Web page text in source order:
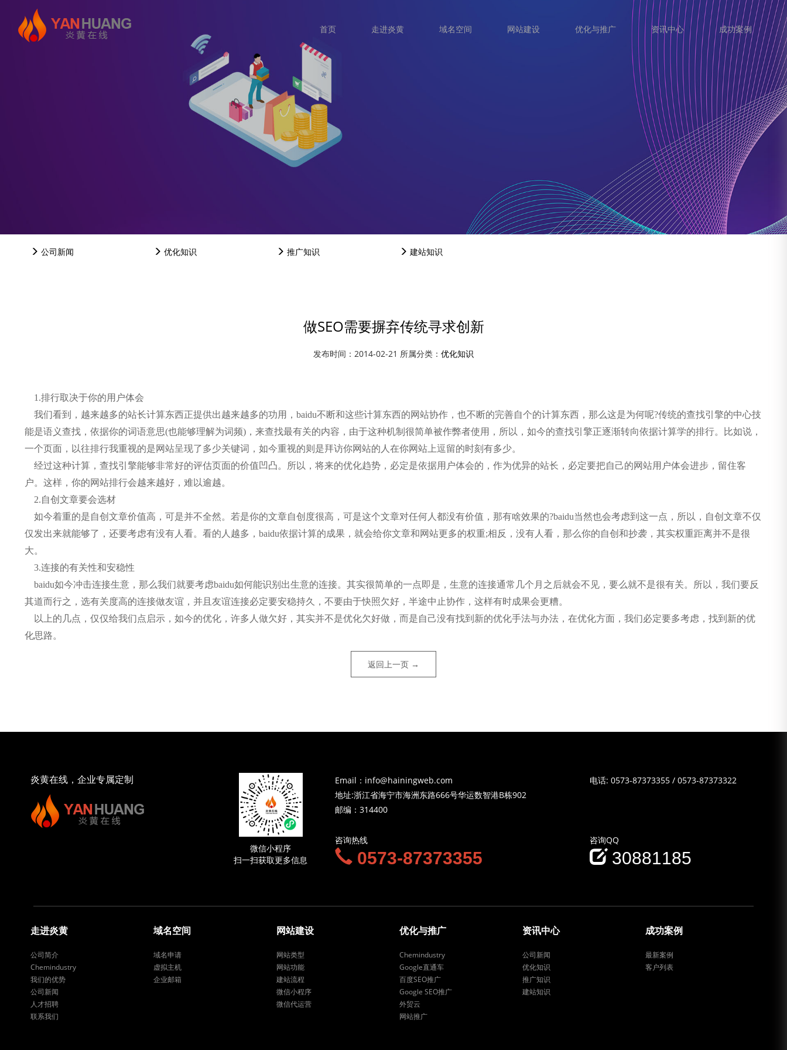
首页 走进炎黄 域名空间 网站建设 优化与推广 资讯中心 成功案例
优化知识
公司新闻 优化知识 推广知识 建站知识
做SEO需要摒弃传统寻求创新
发布时间：2014-02-21 所属分类： 优化知识
1.排行取决于你的用户体会
我们看到，越来越多的站长计算东西正提供出越来越多的功用，baidu不断和这些计算东西的网站协作，也不断的完善自个的计算东西，那么这是为何呢?传统的查找引擎的中心技
能是语义查找，依据你的词语意思(也能够理解为词频)，来查找最有关的内容，由于这种机制很简单被作弊者使用，所以，如今的查找引擎正逐渐转向依据计算学的排行。比如说，
一个页面，以往排行我重视的是网站呈现了多少关键词，如今重视的则是拜访你网站的人在你网站上逗留的时刻有多少。
经过这种计算，查找引擎能够非常好的评估页面的价值凹凸。所以，将来的优化趋势，必定是依据用户体会的，作为优异的站长，必定要把自己的网站用户体会进步，留住客
户。这样，你的网站排行会越来越好，难以逾越。
2.自创文章要会选材
如今着重的是自创文章价值高，可是并不全然。若是你的文章自创度很高，可是这个文章对任何人都没有价值，那有啥效果的?baidu当然也会考虑到这一点，所以，自创文章不仅
仅发出来就能够了，还要考虑有没有人看。看的人越多，baidu依据计算的成果，就会给你文章和网站更多的权重;相反，没有人看，那么你的自创和抄袭，其实权重距离并不是很
大。
3.连接的有关性和安稳性
baidu如今冲击连接生意，那么我们就要考虑baidu如何能识别出生意的连接。其实很简单的一点即是，生意的连接通常几个月之后就会不见，要么就不是很有关。所以，我们要反
其道而行之，选有关度高的连接做友谊，并且友谊连接必定要安稳持久，不要由于快照欠好，半途中止协作，这样有时成果会更糟。
以上的几点，仅仅给我们点启示，如今的优化，许多人做欠好，其实并不是优化欠好做，而是自己没有找到新的优化手法与办法，在优化方面，我们必定要多考虑，找到新的优
化思路。
返回上一页 →
炎黄在线，企业专属定制
微信小程序
扫一扫获取更多信息
Email：info@hainingweb.com
地址:浙江省海宁市海洲东路666号华运数智港B栋902
邮编：314400
电话: 0573-87373355/ 0573-87373322
咨询热线
0573-87373355
咨询QQ
30881185
走进炎黄
公司简介
Chemindustry
我们的优势
公司新闻
人才招聘
联系我们
域名空间
域名申请
虚拟主机
企业邮箱
网站建设
网站类型
网站功能
建站流程
微信小程序
微信代运营
优化与推广
Chemindustry
Google直通车
百度SEO推广
Google SEO推广
外贸云
网站推广
资讯中心
公司新闻
优化知识
推广知识
建站知识
成功案例
最新案例
客户列表